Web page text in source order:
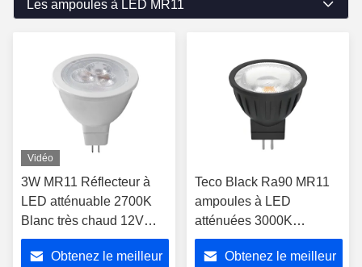
Les ampoules à LED MR11
Vidéo
3W MR11 Réflecteur à
LED atténuable 2700K
Blanc très chaud 12V
24Degree Ra90
Obtenez le meilleur
Teco Black Ra90 MR11
ampoules à LED
atténuées 3000K
projecteur LED à 24
degrésObtenez le meilleur